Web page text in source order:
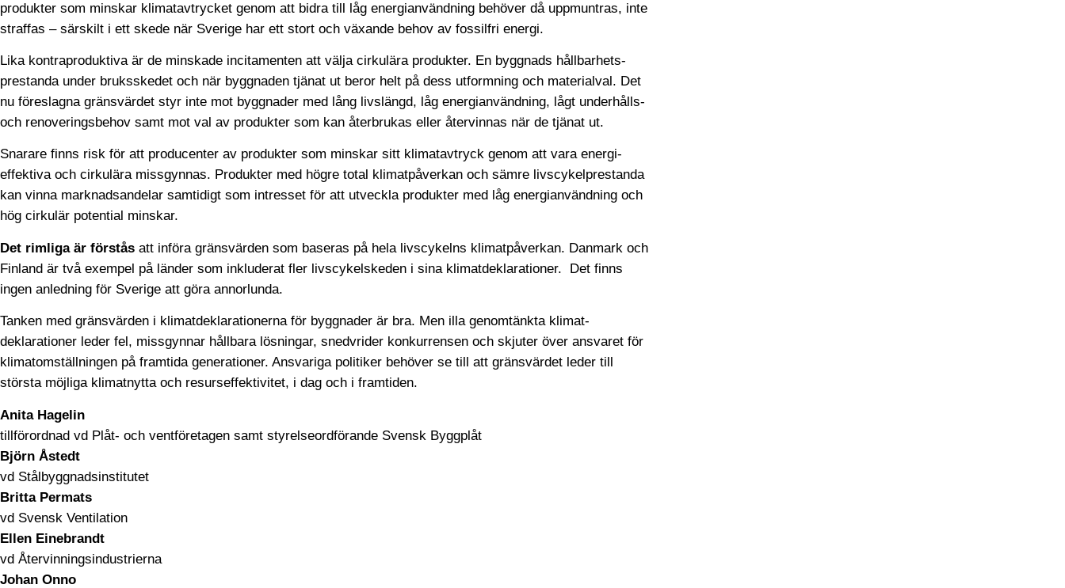
produkter som minskar klimat­avtrycket genom att bidra till låg energi­användning behöver då uppmuntras, inte
straffas – särskilt i ett skede när Sverige har ett stort och växande behov av fossilfri energi.
Lika kontraproduktiva är de minskade incitamenten att välja cirkulära produkter. En byggnads hållbarhets­
prestanda under bruksskedet och när byggnaden tjänat ut beror helt på dess utformning och materialval. Det
nu föreslagna gränsvärdet styr inte mot byggnader med lång livslängd, låg energi­användning, lågt underhålls-
och renoverings­behov samt mot val av produkter som kan återbrukas eller återvinnas när de tjänat ut.
Snarare finns risk för att producenter av produkter som minskar sitt klimat­avtryck genom att vara energi­
effektiva och cirkulära missgynnas. Produkter med högre total klimat­påverkan och sämre livscykel­prestanda
kan vinna marknads­andelar samtidigt som intresset för att utveckla produkter med låg energi­användning och
hög cirkulär potential minskar.
Det rimliga är förstås att införa gränsvärden som baseras på hela livscykelns klimat­påverkan. Danmark och
Finland är två exempel på länder som inkluderat fler livscykel­skeden i sina klimat­deklarationer. Det finns
ingen anledning för Sverige att göra annorlunda.
Tanken med gränsvärden i klimat­deklarationerna för byggnader är bra. Men illa genomtänkta klimat­
deklarationer leder fel, missgynnar hållbara lösningar, snedvrider konkurrensen och skjuter över ansvaret för
klimat­omställningen på framtida generationer. Ansvariga politiker behöver se till att gränsvärdet leder till
största möjliga klimat­nytta och resurs­effektivitet, i dag och i framtiden.
Anita Hagelin
tillförordnad vd Plåt- och ventföretagen samt styrelse­ordförande Svensk Byggplåt
Björn Åstedt
vd Stålbyggnadsinstitutet
Britta Permats
vd Svensk Ventilation
Ellen Einebrandt
vd Återvinningsindustrierna
Johan Onno